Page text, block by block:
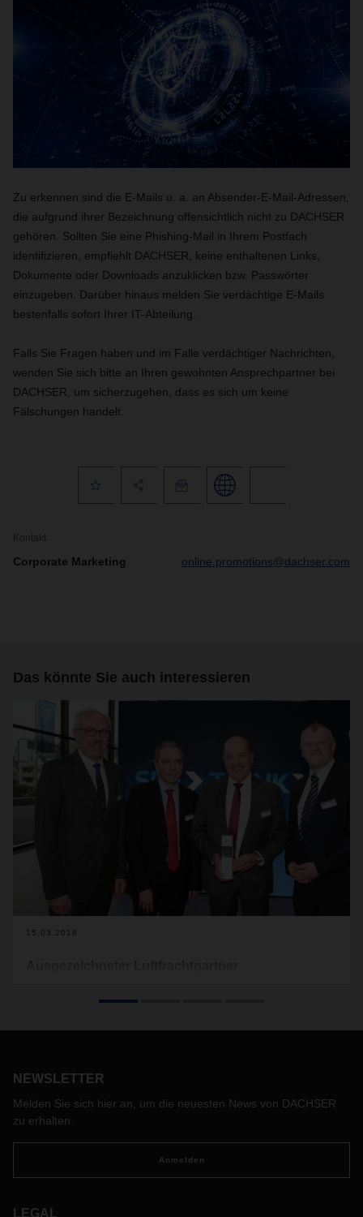
Zu erkennen sind die E-Mails u. a. an Absender-E-Mail-Adressen,
die aufgrund ihrer Bezeichnung offensichtlich nicht zu DACHSER
gehören. Sollten Sie eine Phishing-Mail in Ihrem Postfach
identifizieren, empfiehlt DACHSER, keine enthaltenen Links,
Dokumente oder Downloads anzuklicken bzw. Passwörter
einzugeben. Darüber hinaus melden Sie verdächtige E-Mails
bestenfalls sofort Ihrer IT-Abteilung.
Falls Sie Fragen haben und im Falle verdächtiger Nachrichten,
wenden Sie sich bitte an Ihren gewohnten Ansprechpartner bei
DACHSER, um sicherzugehen, dass es sich um keine
Fälschungen handelt.
Kontakt
Corporate Marketing online.promotions@dachser.com
Das könnte Sie auch interessieren
15.03.2018
NEWSLETTER
Melden Sie sich hier an, um die neuesten News von DACHSER
zu erhalten.
Anmelden
LEGAL